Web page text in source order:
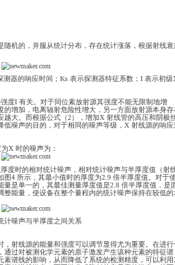
电压的平方成正比，与电流、阳极元
电压超过靶材料激发电势时，连续光
的频率为：
737.3/cm）；Z 为原子序数；在Ka
X 射线在穿过射线管窗口材料时，低
图2 X射线光管内部的能谱图
图3 X射线光管外部的能谱
较
计噪声低
线的产生都是随机的，并服从统计分
到：